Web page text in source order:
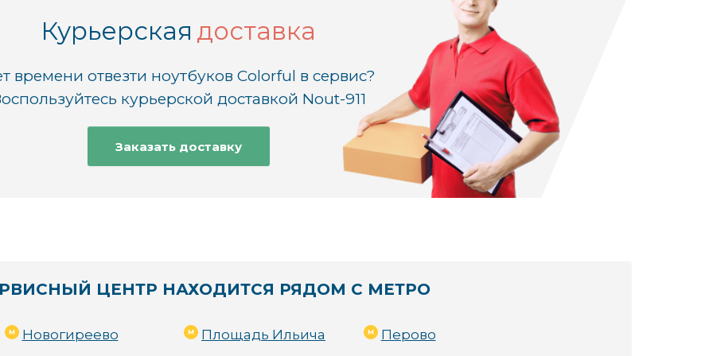
частей
Курьерская доставка
времени отвезти ноутбуков Colorful в сервис?
курьерской доставкой Nout-911
Заказать доставку
ЦЕНТР НАХОДИТСЯ РЯДОМ С МЕТРО
Новогиреево Площадь Ильича Перово